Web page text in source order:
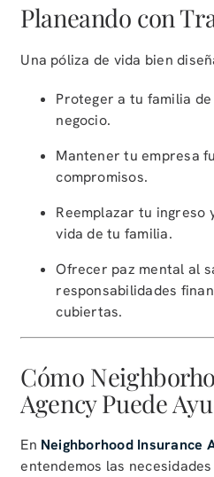
Planeando con
Una póliza de vida bien
Proteger a tu familia
negocio.
Mantener tu empresa
compromisos.
Reemplazar tu ingreso
vida de tu familia.
Ofrecer paz mental al
responsabilidades
cubiertas.
Cómo
Agency Puede
En Neighborhood Insurance
entendemos las